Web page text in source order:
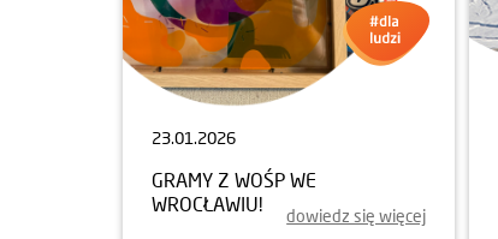
23.01.2026
GRAMY Z WOŚP WE
WROCŁAWIU!
dowiedz się więcej